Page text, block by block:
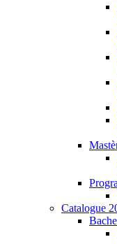
Catalogue